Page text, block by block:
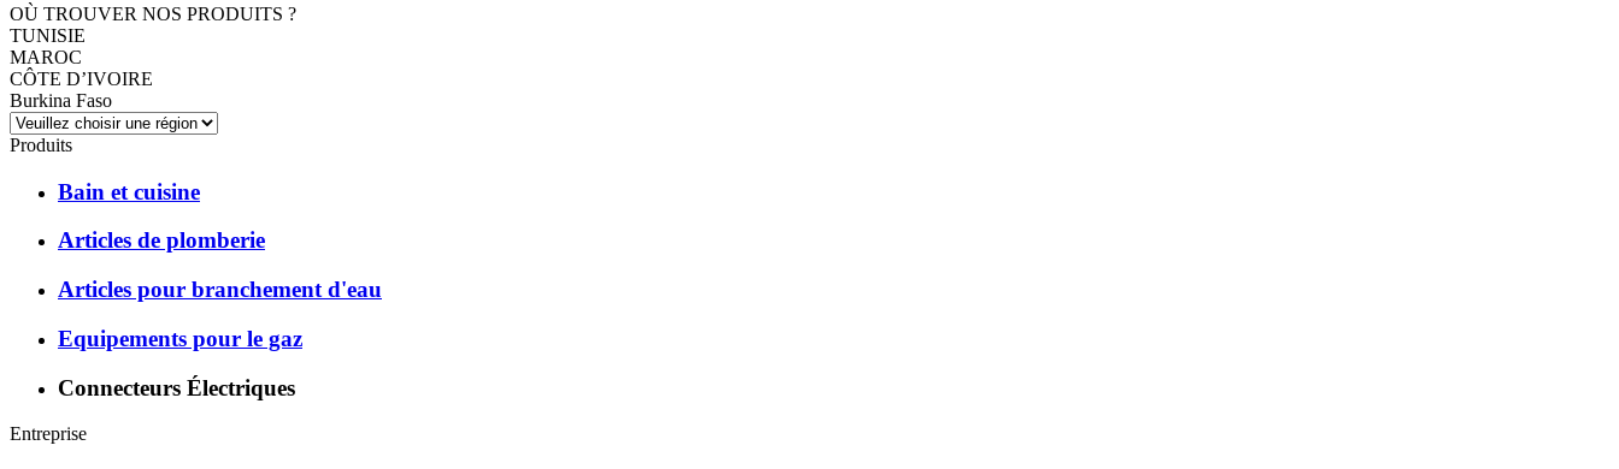
OÙ TROUVER NOS PRODUITS ?
TUNISIE
MAROC
CÔTE D’IVOIRE
Burkina Faso
Produits
Bain et cuisine
Articles de plomberie
Articles pour branchement d'eau
Equipements pour le gaz
Connecteurs Électriques
Entreprise